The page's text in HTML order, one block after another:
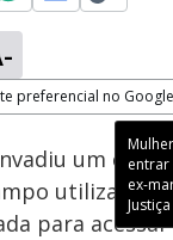
preferencial no Google
entrar
ex-
Justiça
um
utilizando
para